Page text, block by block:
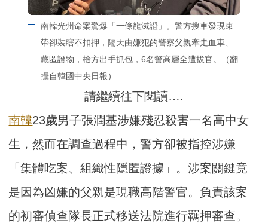
南韓光州命案驚爆「一條龍滅證」。警方搜車發現束
帶卻裝瞎不扣押，隔天由嫌犯的警察父親牽走血車、
藏匿證物，檢方出手抓包，6名警高層全遭拔官。（翻
攝自韓國中央日報）
請繼續往下閱讀….
南韓23歲男子張潤基涉嫌殘忍殺害一名高中女
生，然而在調查過程中，警方卻被指控涉嫌
「集體吃案、組織性隱匿證據」。涉案關鍵竟
是因為凶嫌的父親是現職高階警官。負責該案
的初審偵查隊長正式移送法院進行羈押審查。